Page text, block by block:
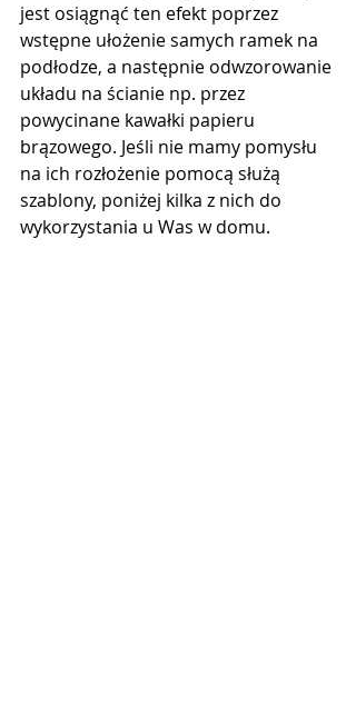
jest osiągnąć ten efekt poprzez
wstępne ułożenie samych ramek na
podłodze, a następnie odwzorowanie
układu na ścianie np. przez
powycinane kawałki papieru
brązowego. Jeśli nie mamy pomysłu
na ich rozłożenie pomocą służą
szablony, poniżej kilka z nich do
wykorzystania u Was w domu.